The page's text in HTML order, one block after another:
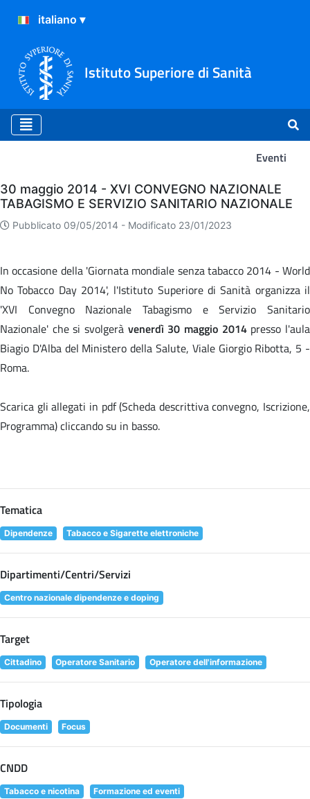
Istituto Superiore di Sanità
Eventi
Eventi
30 maggio 2014 - XVI CONVEGNO NAZIONALE
TABAGISMO E SERVIZIO SANITARIO NAZIONALE
Pubblicato 09/05/2014 - Modificato 23/01/2023
In occasione della 'Giornata mondiale senza tabacco 2014 - World
No Tobacco Day 2014', l'Istituto Superiore di Sanità organizza il
'XVI Convegno Nazionale Tabagismo e Servizio Sanitario
Nazionale' che si svolgerà venerdì 30 maggio 2014presso l'aula
Biagio D'Alba del Ministero della Salute, Viale Giorgio Ribotta, 5 -
Roma.
Scarica gli allegati in pdf (Scheda descrittiva convegno, Iscrizione,
Programma) cliccando su in basso.
Tematica
Dipendenze Tabacco e Sigarette elettroniche
Dipartimenti/Centri/Servizi
Centro nazionale dipendenze e doping
Target
Cittadino Operatore Sanitario Operatore dell'informazione
Tipologia
Documenti Focus
CNDD
Tabacco e nicotina
Formazione ed eventi